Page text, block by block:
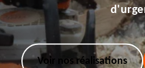
Voir nos réalisations